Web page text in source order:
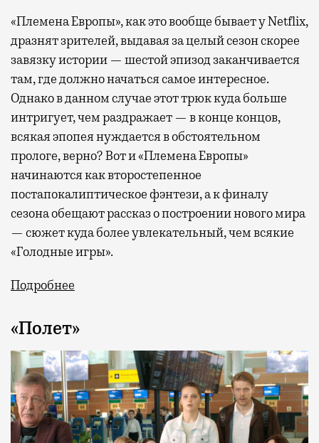
«Племена Европы», как это вообще бывает у Netflix,
дразнят зрителей, выдавая за целый сезон скорее
завязку истории — шестой эпизод заканчивается
там, где должно начаться самое интересное.
Однако в данном случае этот трюк куда больше
интригует, чем раздражает — в конце концов,
всякая эпопея нуждается в обстоятельном
прологе, верно? Вот и «Племена Европы»
начинаются как второстепенное
постапокалиптическое фэнтези, а к финалу
сезона обещают рассказ о построении нового мира
— сюжет куда более увлекательный, чем всякие
«Голодные игры».
Подробнее
«Полет»